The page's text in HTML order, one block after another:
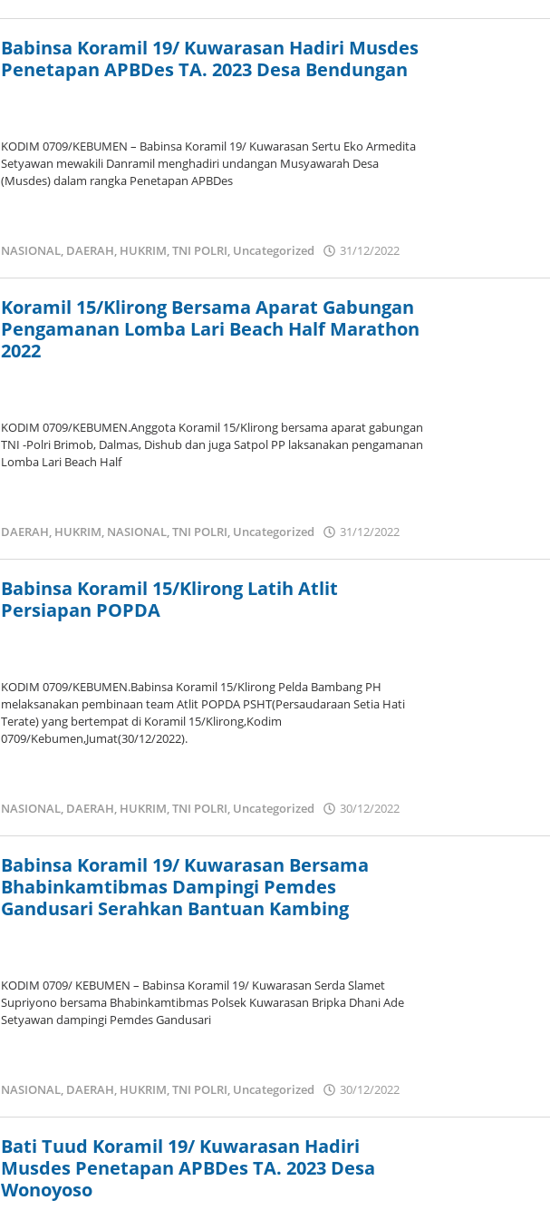
Babinsa Koramil 19/ Kuwarasan Hadiri Musdes
Penetapan APBDes TA. 2023 Desa Bendungan
KODIM 0709/KEBUMEN – Babinsa Koramil 19/ Kuwarasan Sertu Eko Armedita
Setyawan mewakili Danramil menghadiri undangan Musyawarah Desa
(Musdes) dalam rangka Penetapan APBDes
NASIONAL, DAERAH, HUKRIM,TNI POLRI, Uncategorized 31/12/2022
Koramil 15/Klirong Bersama Aparat Gabungan
Pengamanan Lomba Lari Beach Half Marathon
2022
KODIM 0709/KEBUMEN.Anggota Koramil 15/Klirong bersama aparat gabungan
TNI -Polri Brimob, Dalmas, Dishub dan juga Satpol PP laksanakan pengamanan
Lomba Lari Beach Half
DAERAH, HUKRIM, NASIONAL,TNI POLRI, Uncategorized 31/12/2022
Babinsa Koramil 15/Klirong Latih Atlit
Persiapan POPDA
KODIM 0709/KEBUMEN.Babinsa Koramil 15/Klirong Pelda Bambang PH
melaksanakan pembinaan team Atlit POPDA PSHT(Persaudaraan Setia Hati
Terate) yang bertempat di Koramil 15/Klirong,Kodim
0709/Kebumen,Jumat(30/12/2022).
NASIONAL, DAERAH, HUKRIM,TNI POLRI, Uncategorized 30/12/2022
Babinsa Koramil 19/ Kuwarasan Bersama
Bhabinkamtibmas Dampingi Pemdes
Gandusari Serahkan Bantuan Kambing
KODIM 0709/ KEBUMEN – Babinsa Koramil 19/ Kuwarasan Serda Slamet
Supriyono bersama Bhabinkamtibmas Polsek Kuwarasan Bripka Dhani Ade
Setyawan dampingi Pemdes Gandusari
NASIONAL, DAERAH, HUKRIM,TNI POLRI, Uncategorized 30/12/2022
Bati Tuud Koramil 19/ Kuwarasan Hadiri
Musdes Penetapan APBDes TA. 2023 Desa
Wonoyoso